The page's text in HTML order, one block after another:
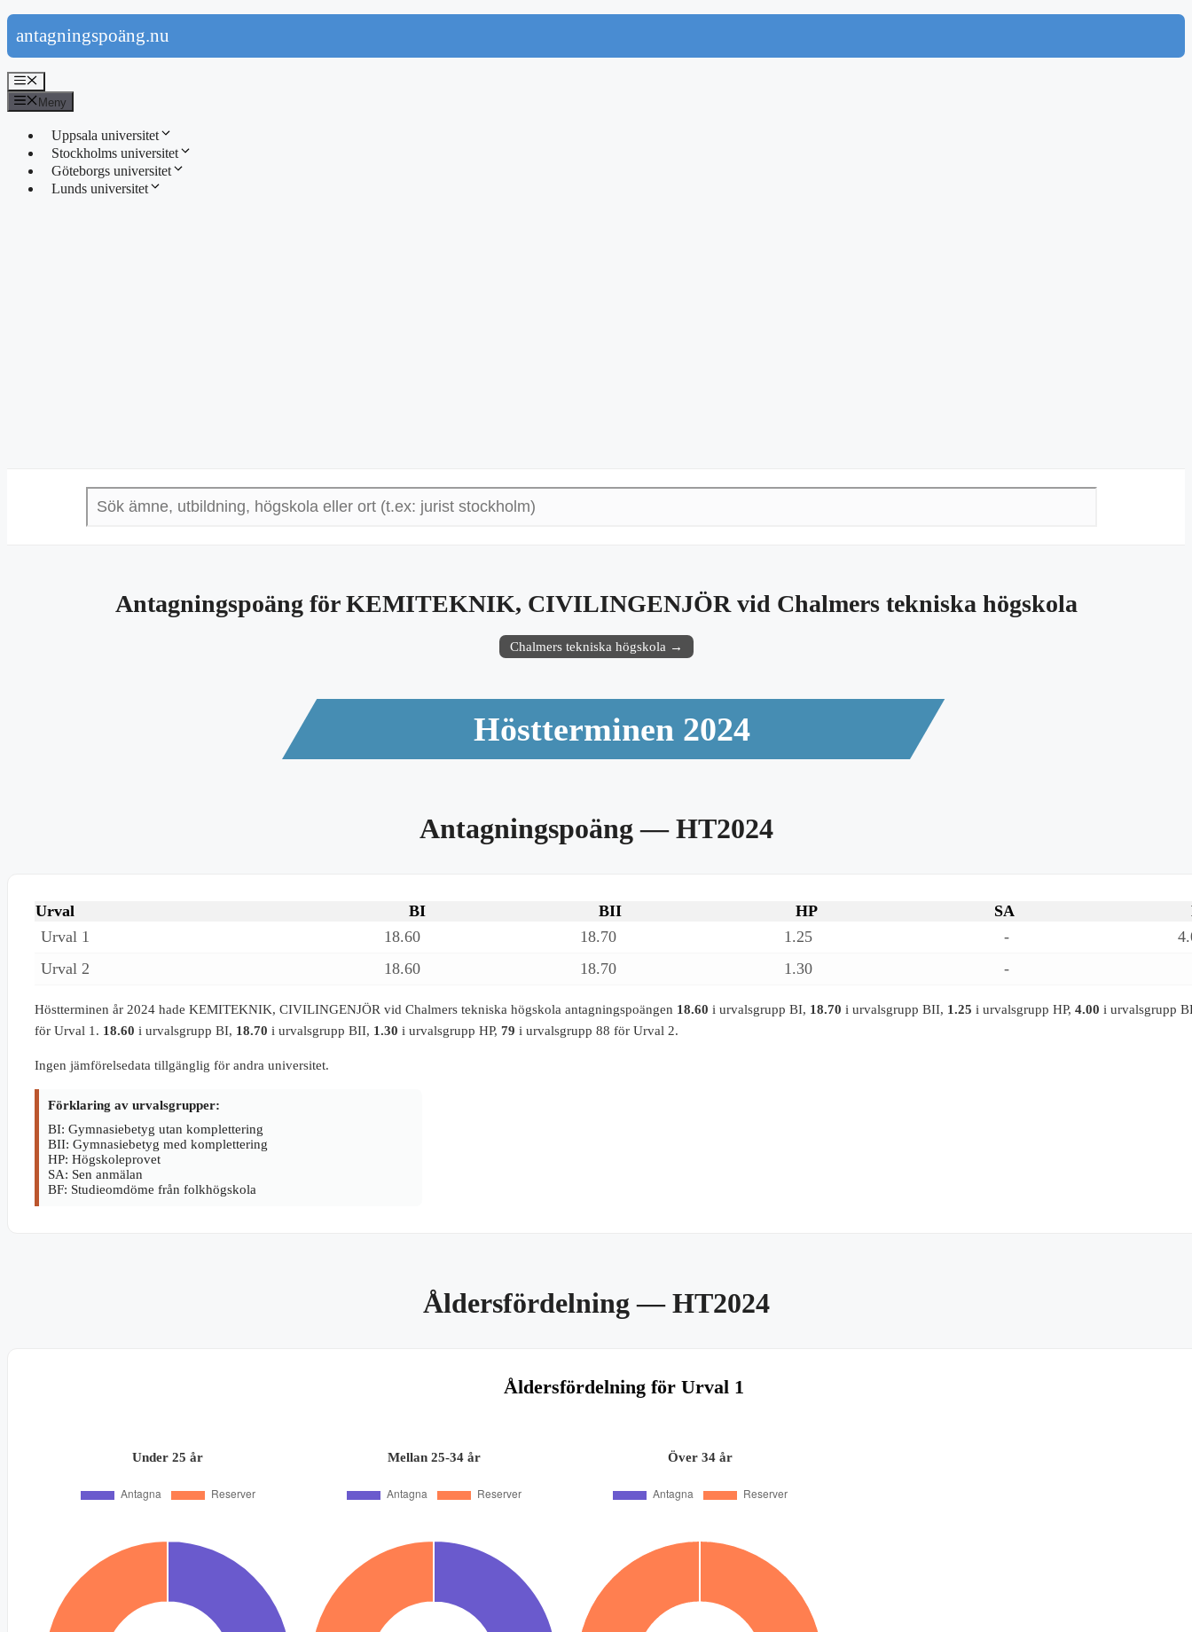
Hoppa
till
innehåll
antagningspoäng.nu
Meny
Meny
Uppsala universitet
Stockholms universitet
Göteborgs universitet
Lunds universitet
Antagningspoäng för KEMITEKNIK, CIVILINGENJÖR vid Chalmers tekniska högskola
Chalmers tekniska högskola →
Höstterminen 2024
Antagningspoäng— HT2024
Urval BI BII HP SA
Urval 1
18.60 18.70 1.25 -
Urval 2
18.60 18.70 1.30 -
Höstterminen år 2024 hade KEMITEKNIK, CIVILINGENJÖR vid Chalmers tekniska högskola antagningspoängen 18.60 i urvalsgrupp BI, 18.70 i urvalsgrupp BII, 1.25 i urvalsgrupp HP, 4.00 i urvalsgrupp
för Urval 1. 18.60 i urvalsgrupp BI, 18.70 i urvalsgrupp BII, 1.30 i urvalsgrupp HP, 79 i urvalsgrupp 88 för Urval 2.
Ingen jämförelsedata tillgänglig för andra universitet.
Förklaring av urvalsgrupper:
BI: Gymnasiebetyg utan komplettering
BII: Gymnasiebetyg med komplettering
HP: Högskoleprovet
SA: Sen anmälan
BF: Studieomdöme från folkhögskola
Åldersfördelning— HT2024
Åldersfördelning för Urval 1
Under 25 år Mellan 25-34 år Över 34 år